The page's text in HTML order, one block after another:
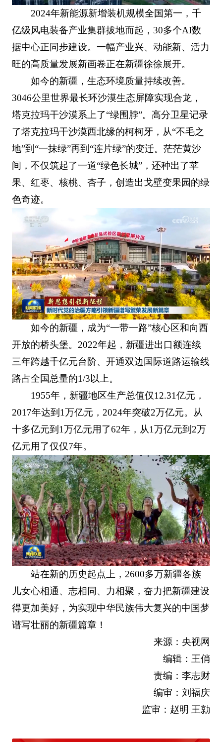
2024年新能源新增装机规模全国第一，千
亿级风电装备产业集群拔地而起，30多个AI数
据中心正同步建设。一幅产业兴、动能新、活力
旺的高质量发展新画卷正在新疆徐徐展开。
如今的新疆，生态环境质量持续改善。
3046公里世界最长环沙漠生态屏障实现合龙，
塔克拉玛干沙漠系上了“绿围脖”。高分卫星记录
了塔克拉玛干沙漠西北缘的柯柯牙，从“不毛之
地”到“一抹绿”再到“连片绿”的变迁。茫茫黄沙
间，不仅筑起了一道“绿色长城”，还种出了苹
果、红枣、核桃、杏子，创造出戈壁变果园的绿
色奇迹。
如今的新疆，成为“一带一路”核心区和向西
开放的桥头堡。2022年起，新疆进出口额连续
三年跨越千亿元台阶、开通双边国际道路运输线
路占全国总量的1/3以上。
1955年，新疆地区生产总值仅12.31亿元，
2017年达到1万亿元，2024年突破2万亿元。从
十多亿元到1万亿元用了62年，从1万亿元到2万
亿元用了仅仅7年。
站在新的历史起点上，2600多万新疆各族
儿女心相通、志相同、力相聚，奋力把新疆建设
得更加美好，为实现中华民族伟大复兴的中国梦
谱写壮丽的新疆篇章！
来源：央视网
编辑：王俏
责编：李志财
编审：刘福庆
监审：赵明 王勍